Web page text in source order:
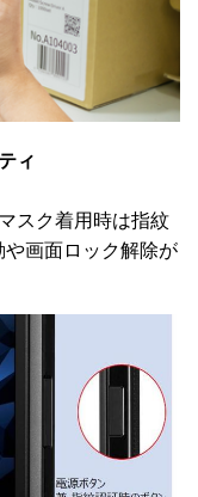
ィ
スク着用時は指紋
画面ロック解除が